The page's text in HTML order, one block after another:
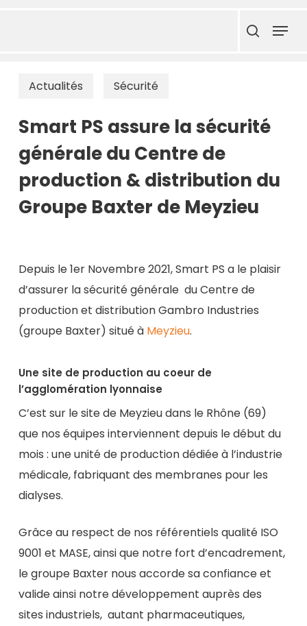
search
Menu
Actualités Sécurité
Smart PS assure la sécurité
générale du Centre de
production & distribution du
Groupe Baxter de Meyzieu
Depuis le 1er Novembre 2021, Smart PS a le plaisir
d’assurer la sécurité générale du Centre de
production et distribution Gambro Industries
(groupe Baxter) situé à Meyzieu.
Une site de production au coeur de
l’agglomération lyonnaise
C’est sur le site de Meyzieu dans le Rhône (69)
que nos équipes interviennent depuis le début du
mois : une unité de production dédiée à l’industrie
médicale, fabriquant des membranes pour les
dialyses.
Grâce au respect de nos référentiels qualité ISO
9001 et MASE, ainsi que notre fort d’encadrement,
le groupe Baxter nous accorde sa confiance et
valide ainsi notre développement auprès des
sites industriels, autant pharmaceutiques,